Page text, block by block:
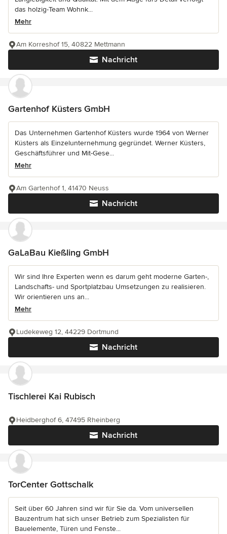
das holzig-Team Wohnk...
Mehr
Nachricht
Am Korreshof 15, 40822 Mettmann
Gartenhof Küsters GmbH
Das Unternehmen Gartenhof Küsters wurde 1964 von Werner
Küsters als Einzelunternehmung gegründet. Werner Küsters,
Geschäftsführer und Mit-Gese...
Mehr
Nachricht
Am Gartenhof 1, 41470 Neuss
GaLaBau Kießling GmbH
Wir sind Ihre Experten wenn es darum geht moderne Garten-,
Landschafts- und Sportplatzbau Umsetzungen zu realisieren.
Wir orientieren uns an...
Mehr
Nachricht
Ludekeweg 12, 44229 Dortmund
Tischlerei Kai Rubisch
Nachricht
Heidberghof 6, 47495 Rheinberg
TorCenter Gottschalk
Seit über 60 Jahren sind wir für Sie da. Vom universellen
Bauzentrum hat sich unser Betrieb zum Spezialisten für
Bauelemente, Türen und Fenste...